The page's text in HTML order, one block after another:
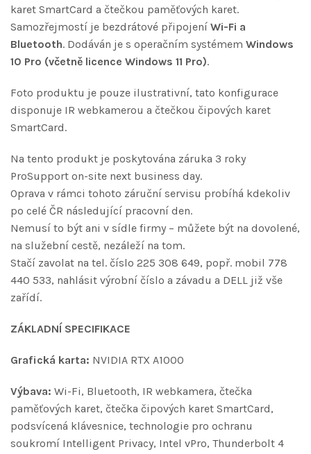
karet SmartCard a čtečkou paměťových karet.
Samozřejmostí je bezdrátové připojení Wi-Fi a
Bluetooth. Dodáván je s operačním systémem Windows
10 Pro (včetně licence Windows 11 Pro).
Foto produktu je pouze ilustrativní, tato konfigurace
disponuje IR webkamerou a čtečkou čipových karet
SmartCard.
Na tento produkt je poskytována záruka 3 roky
ProSupport on-site next business day.
Oprava v rámci tohoto záruční servisu probíhá kdekoliv
po celé ČR následující pracovní den.
Nemusí to být ani v sídle firmy – můžete být na dovolené,
na služební cestě, nezáleží na tom.
Stačí zavolat na tel. číslo 225 308 649, popř. mobil 778
440 533, nahlásit výrobní číslo a závadu a DELL již vše
zařídí.
ZÁKLADNÍ SPECIFIKACE
Grafická karta: NVIDIA RTX A1000
Výbava: Wi-Fi, Bluetooth, IR webkamera, čtečka
paměťových karet, čtečka čipových karet SmartCard,
podsvícená klávesnice, technologie pro ochranu
soukromí Intelligent Privacy, Intel vPro, Thunderbolt 4